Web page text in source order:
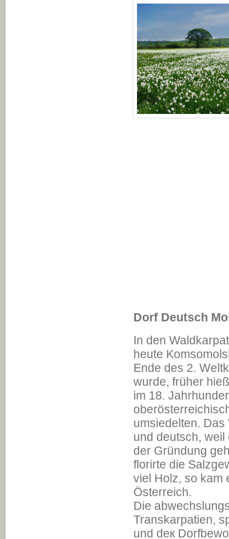
Dorf Deutsch
In den
heute
Ende des 2.
wurde, früher
im 18.
umsiedelten. Das
und deutsch,
der Gründung
florirte die
viel Holz, so kam
Österreich.
Die
Transkarpatien,
und deк